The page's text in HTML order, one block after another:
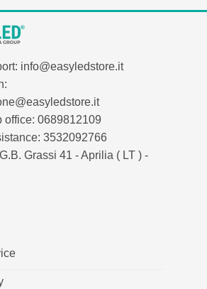
info@easyledstore.it
office: 0689812109
3532092766
Grassi 41 - Aprilia ( LT ) -